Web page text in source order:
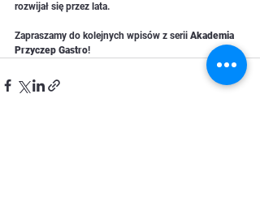
rozwijał się przez lata.
Zapraszamy do kolejnych wpisów z serii Akademia
Przyczep Gastro!